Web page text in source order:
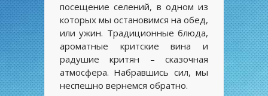
посещение селений, в одном из
которых мы остановимся на обед,
или ужин. Традиционные блюда,
ароматные критские вина и
радушие критян – сказочная
атмосфера. Набравшись сил, мы
неспешно вернемся обратно.